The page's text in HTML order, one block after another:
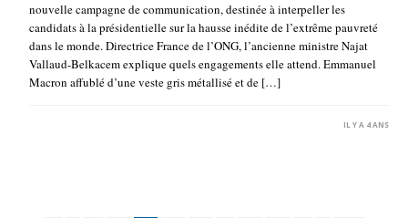
nouvelle campagne de communication, destinée à interpeller les
candidats à la présidentielle sur la hausse inédite de l’extrême pauvreté
dans le monde. Directrice France de l’ONG, l’ancienne ministre Najat
Vallaud-Belkacem explique quels engagements elle attend. Emmanuel
Macron affublé d’une veste gris métallisé et de […]
IL Y A 4 ANS